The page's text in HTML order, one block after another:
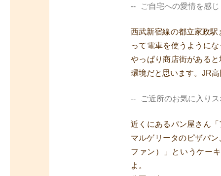
ご自宅への愛情を感
西武新宿線の都立家政駅
って電車を使うように
やっぱり商店街がある
環境だと思います。JR
ご近所のお気に入り
近くにあるパン屋さん
マルゲリータのピザパ
ファン）」というケー
よ。